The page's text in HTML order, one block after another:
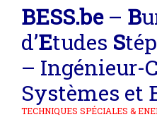
BESS.be– B
d’Etudes S
– Ingénieur-
Systèmes et
TECHNIQUES SPÉCIALES &